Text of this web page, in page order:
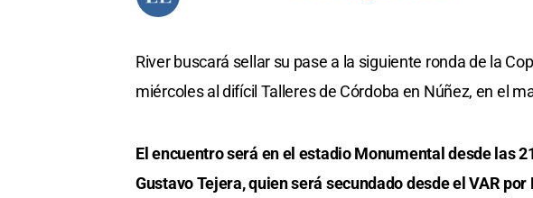
River buscará sellar su pase a la siguiente ronda de la
miércoles al difícil Talleres de Córdoba en Núñez, en el
El encuentro será en el estadio Monumental desde las
Gustavo Tejera, quien será secundado desde el VAR